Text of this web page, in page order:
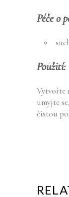
Péče o
Použití:
Vytvořte
umyjte
čistou